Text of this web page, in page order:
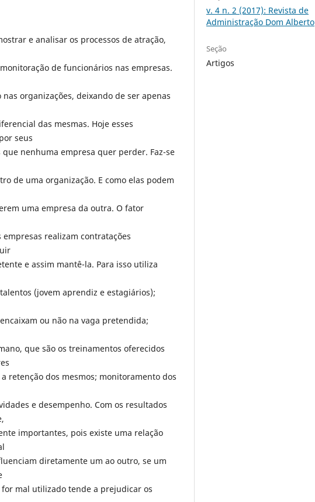
e analisar os processos de atração,
de funcionários nas empresas.
organizações, deixando de ser apenas
das mesmas. Hoje esses
seus
nenhuma empresa quer perder. Faz-se
de uma organização. E como elas podem
uma empresa da outra. O fator
realizam contratações
e assim mantê-la. Para isso utiliza
(jovem aprendiz e estagiários);
ou não na vaga pretendida;
que são os treinamentos oferecidos
retenção dos mesmos; monitoramento dos
e desempenho. Com os resultados
importantes, pois existe uma relação
diretamente um ao outro, se um
mal utilizado tende a prejudicar os
v. 4 n. 2 (2017): Revista de
Administração Dom Alberto
Seção
Artigos